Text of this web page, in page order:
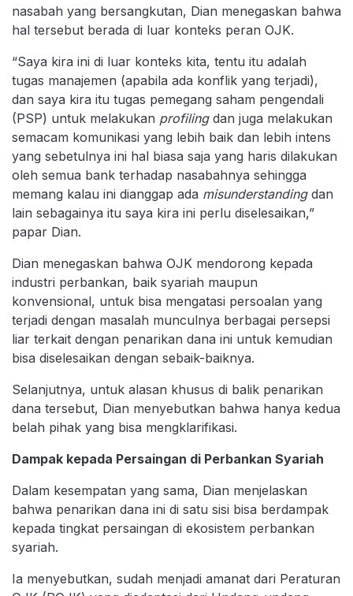
nasabah yang bersangkutan, Dian menegaskan bahwa
hal tersebut berada di luar konteks peran OJK.
“Saya kira ini di luar konteks kita, tentu itu adalah
tugas manajemen (apabila ada konflik yang terjadi),
dan saya kira itu tugas pemegang saham pengendali
(PSP) untuk melakukan profiling dan juga melakukan
semacam komunikasi yang lebih baik dan lebih intens
yang sebetulnya ini hal biasa saja yang haris dilakukan
oleh semua bank terhadap nasabahnya sehingga
memang kalau ini dianggap ada misunderstandingdan
lain sebagainya itu saya kira ini perlu diselesaikan,”
papar Dian.
Dian menegaskan bahwa OJK mendorong kepada
industri perbankan, baik syariah maupun
konvensional, untuk bisa mengatasi persoalan yang
terjadi dengan masalah munculnya berbagai persepsi
liar terkait dengan penarikan dana ini untuk kemudian
bisa diselesaikan dengan sebaik-baiknya.
Selanjutnya, untuk alasan khusus di balik penarikan
dana tersebut, Dian menyebutkan bahwa hanya kedua
belah pihak yang bisa mengklarifikasi.
Dampak kepada Persaingan di Perbankan Syariah
Dalam kesempatan yang sama, Dian menjelaskan
bahwa penarikan dana ini di satu sisi bisa berdampak
kepada tingkat persaingan di ekosistem perbankan
syariah.
Ia menyebutkan, sudah menjadi amanat dari Peraturan